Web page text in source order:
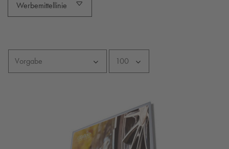
Werbemittellinie